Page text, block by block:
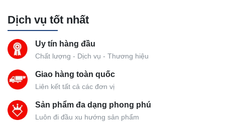
Dịch vụ tốt nhất
Uy tín hàng đầu
Chất lượng - Dịch vụ - Thương hiệu
Giao hàng toàn quốc
Liên kết tất cả các đơn vị
Sản phẩm đa dạng phong phú
Luôn đi đầu xu hướng sản phẩm